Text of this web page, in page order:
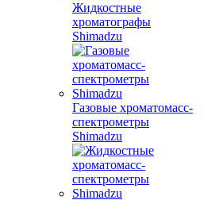
Жидкостные
хроматографы
Shimadzu
Газовые хроматомасс-
спектрометры
Shimadzu